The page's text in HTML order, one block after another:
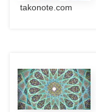
takonote.com